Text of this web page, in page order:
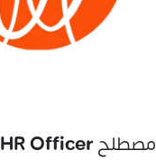
مصطلحHR Officer